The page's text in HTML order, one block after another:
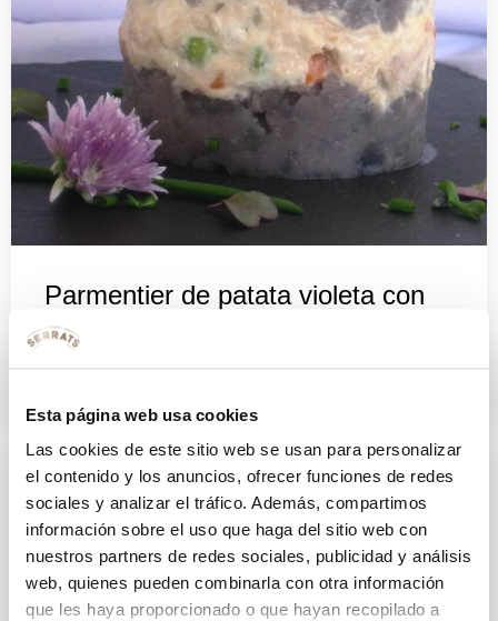
Esta página web usa cookies
Las cookies de este sitio web se usan para personalizar
el contenido y los anuncios, ofrecer funciones de redes
sociales y analizar el tráfico. Además, compartimos
información sobre el uso que haga del sitio web con
nuestros partners de redes sociales, publicidad y análisis
web, quienes pueden combinarla con otra información
que les haya proporcionado o que hayan recopilado a
Parmentier de patata violeta con
bonito del Norte en escabeche